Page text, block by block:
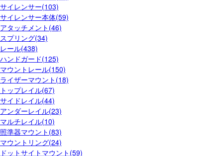
サイレンサー(103)
サイレンサー本体(59)
アタッチメント(46)
スプリング(34)
レール(438)
ハンドガード(125)
マウントレール(150)
ライザーマウント(18)
トップレイル(67)
サイドレイル(44)
アンダーレイル(23)
マルチレイル(10)
照準器マウント(83)
マウントリング(24)
ドットサイトマウント(59)